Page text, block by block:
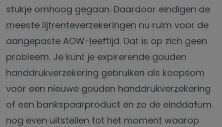
stukje omhoog gegaan. Daardoor eindigen de
meeste lijfrenteverzekeringen nu ruim voor de
aangepaste AOW-leeftijd. Dat is op zich geen
probleem. Je kunt je expirerende gouden
handdrukverzekering gebruiken als koopsom
voor een nieuwe gouden handdrukverzekering
of een bankspaarproduct en zo de einddatum
nog even uitstellen tot het moment waarop